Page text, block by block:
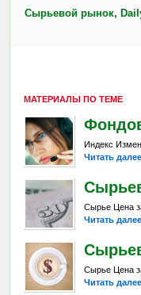
Сырьевой рынок,
МАТЕРИАЛЫ ПО ТЕМЕ
Индекс
Читать далее
Сырье Цена
Читать далее
Сырье Цена
Читать далее